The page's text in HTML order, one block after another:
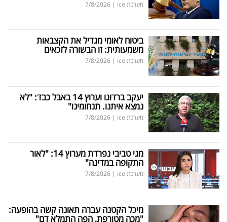
מערכת ice |
7/8/2026
ביטוח לאומי מגדיל את הקצבאות
משמעותית: זו הבשורה לזכאים
מערכת ice |
7/8/2026
יעקב ברדוגו וערוץ 14 באבל כבד: "לא
נמצא איתנו. תנחומינו"
מערכת ice |
7/8/2026
מגי טביבי נפרדת מערוץ 14: "לאור
התקופה במדינה"
מערכת ice |
7/8/2026
מיכל הקטנה עברה תאונה קשה בהופעה:
"מכה מטורפת, הפה התמלא דם"